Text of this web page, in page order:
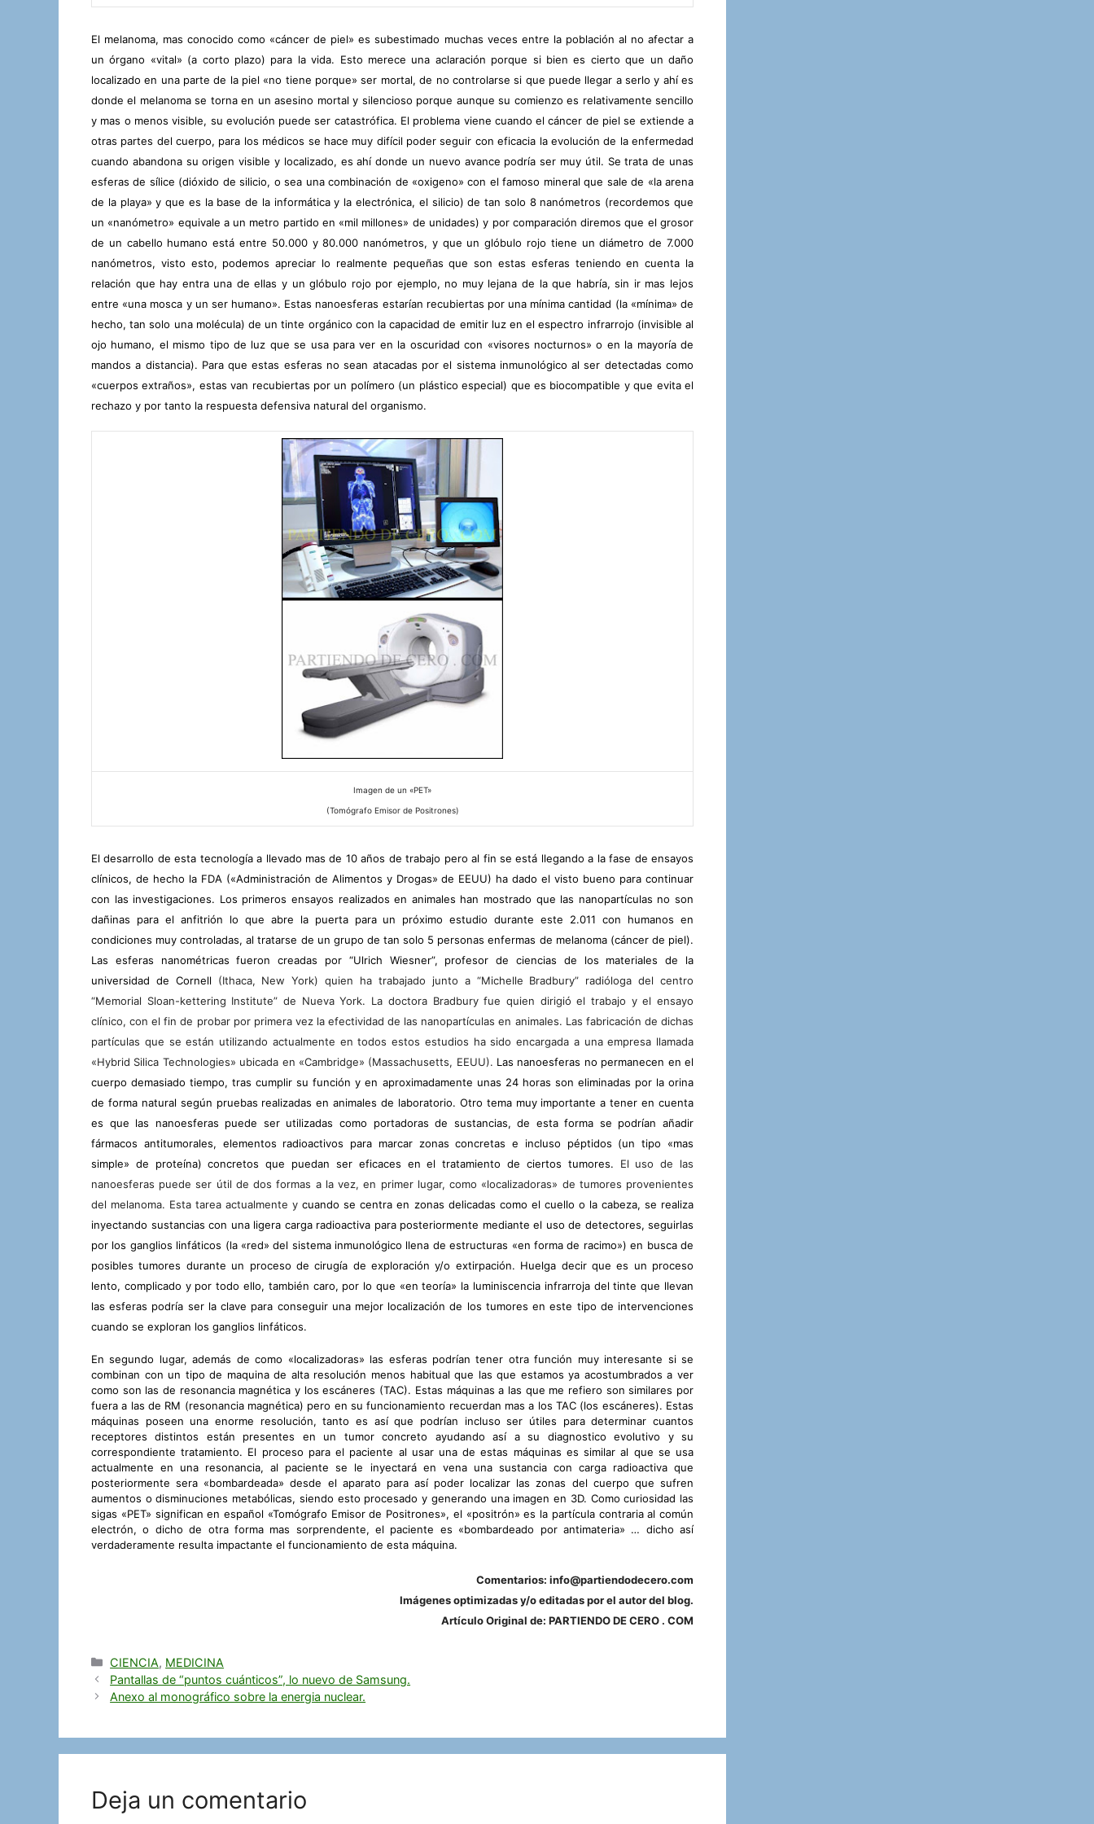
El melanoma, mas conocido como «cáncer de piel» es subestimado muchas veces entre la población al no afectar a
un órgano «vital» (a corto plazo) para la vida. Esto merece una aclaración porque si bien es cierto que un daño
localizado en una parte de la piel «no tiene porque» ser mortal, de no controlarse si que puede llegar a serlo y ahí es
donde el melanoma se torna en un asesino mortal y silencioso porque aunque su comienzo es relativamente sencillo
y mas o menos visible, su evolución puede ser catastrófica. El problema viene cuando el cáncer de piel se extiende a
otras partes del cuerpo, para los médicos se hace muy difícil poder seguir con eficacia la evolución de la enfermedad
cuando abandona su origen visible y localizado, es ahí donde un nuevo avance podría ser muy útil. Se trata de unas
esferas de sílice (dióxido de silicio, o sea una combinación de «oxigeno» con el famoso mineral que sale de «la arena
de la playa» y que es la base de la informática y la electrónica, el silicio) de tan solo 8 nanómetros (recordemos que
un «nanómetro» equivale a un metro partido en «mil millones» de unidades) y por comparación diremos que el grosor
de un cabello humano está entre 50.000 y 80.000 nanómetros, y que un glóbulo rojo tiene un diámetro de 7.000
nanómetros, visto esto, podemos apreciar lo realmente pequeñas que son estas esferas teniendo en cuenta la
relación que hay entra una de ellas y un glóbulo rojo por ejemplo, no muy lejana de la que habría, sin ir mas lejos
entre «una mosca y un ser humano». Estas nanoesferas estarían recubiertas por una mínima cantidad (la «mínima» de
hecho, tan solo una molécula) de un tinte orgánico con la capacidad de emitir luz en el espectro infrarrojo (invisible al
ojo humano, el mismo tipo de luz que se usa para ver en la oscuridad con «visores nocturnos» o en la mayoría de
mandos a distancia). Para que estas esferas no sean atacadas por el sistema inmunológico al ser detectadas como
«cuerpos extraños», estas van recubiertas por un polímero (un plástico especial) que es biocompatible y que evita el
rechazo y por tanto la respuesta defensiva natural del organismo.
Imagen de un «PET»
(Tomógrafo Emisor de Positrones)
El desarrollo de esta tecnología a llevado mas de 10 años de trabajo pero al fin se está llegando a la fase de ensayos
clínicos, de hecho la FDA («Administración de Alimentos y Drogas» de EEUU) ha dado el visto bueno para continuar
con las investigaciones. Los primeros ensayos realizados en animales han mostrado que las nanopartículas no son
dañinas para el anfitrión lo que abre la puerta para un próximo estudio durante este 2.011 con humanos en
condiciones muy controladas, al tratarse de un grupo de tan solo 5 personas enfermas de melanoma (cáncer de piel).
Las esferas nanométricas fueron creadas por “Ulrich Wiesner”, profesor de ciencias de los materiales de la
universidad de Cornell (Ithaca, New York) quien ha trabajado junto a “Michelle Bradbury” radióloga del centro
“Memorial Sloan-kettering Institute” de Nueva York. La doctora Bradbury fue quien dirigió el trabajo y el ensayo
clínico, con el fin de probar por primera vez la efectividad de las nanopartículas en animales. Las fabricación de dichas
partículas que se están utilizando actualmente en todos estos estudios ha sido encargada a una empresa llamada
«Hybrid Silica Technologies» ubicada en «Cambridge» (Massachusetts, EEUU). Las nanoesferas no permanecen en el
cuerpo demasiado tiempo, tras cumplir su función y en aproximadamente unas 24 horas son eliminadas por la orina
de forma natural según pruebas realizadas en animales de laboratorio. Otro tema muy importante a tener en cuenta
es que las nanoesferas puede ser utilizadas como portadoras de sustancias, de esta forma se podrían añadir
fármacos antitumorales, elementos radioactivos para marcar zonas concretas e incluso péptidos (un tipo «mas
simple» de proteína) concretos que puedan ser eficaces en el tratamiento de ciertos tumores. El uso de las
nanoesferas puede ser útil de dos formas a la vez, en primer lugar, como «localizadoras» de tumores provenientes
del melanoma. Esta tarea actualmente ycuando se centra en zonas delicadas como el cuello o la cabeza, se realiza
inyectando sustancias con una ligera carga radioactiva para posteriormente mediante el uso de detectores, seguirlas
por los ganglios linfáticos (la «red» del sistema inmunológico llena de estructuras «en forma de racimo») en busca de
posibles tumores durante un proceso de cirugía de exploración y/o extirpación. Huelga decir que es un proceso
lento, complicado y por todo ello, también caro, por lo que «en teoría» la luminiscencia infrarroja del tinte que llevan
las esferas podría ser la clave para conseguir una mejor localización de los tumores en este tipo de intervenciones
cuando se exploran los ganglios linfáticos.
En segundo lugar, además de como «localizadoras» las esferas podrían tener otra función muy interesante si se
combinan con un tipo de maquina de alta resolución menos habitual que las que estamos ya acostumbrados a ver
como son las de resonancia magnética y los escáneres (TAC). Estas máquinas a las que me refiero son similares por
fuera a las de RM (resonancia magnética) pero en su funcionamiento recuerdan mas a los TAC (los escáneres). Estas
máquinas poseen una enorme resolución, tanto es así que podrían incluso ser útiles para determinar cuantos
receptores distintos están presentes en un tumor concreto ayudando así a su diagnostico evolutivo y su
correspondiente tratamiento. El proceso para el paciente al usar una de estas máquinas es similar al que se usa
actualmente en una resonancia, al paciente se le inyectará en vena una sustancia con carga radioactiva que
posteriormente sera «bombardeada» desde el aparato para así poder localizar las zonas del cuerpo que sufren
aumentos o disminuciones metabólicas, siendo esto procesado y generando una imagen en 3D. Como curiosidad las
sigas «PET» significan en español «Tomógrafo Emisor de Positrones», el «positrón» es la partícula contraria al común
electrón, o dicho de otra forma mas sorprendente, el paciente es «bombardeado por antimateria» … dicho así
verdaderamente resulta impactante el funcionamiento de esta máquina.
Comentarios: info@partiendodecero.com
Imágenes optimizadas y/o editadas por el autor del blog.
Artículo Original de: PARTIENDO DE CERO . COM
Categorías
CIENCIA, MEDICINA
Pantallas de “puntos cuánticos”, lo nuevo de Samsung.
Anexo al monográfico sobre la energia nuclear.
Deja un comentario